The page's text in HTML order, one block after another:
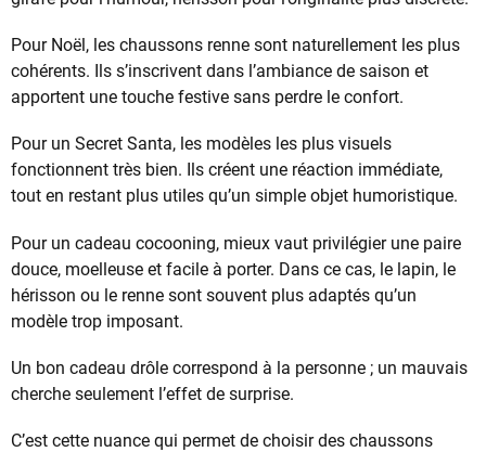
Pour Noël, les chaussons renne sont naturellement les plus
cohérents. Ils s’inscrivent dans l’ambiance de saison et
apportent une touche festive sans perdre le confort.
Pour un Secret Santa, les modèles les plus visuels
fonctionnent très bien. Ils créent une réaction immédiate,
tout en restant plus utiles qu’un simple objet humoristique.
Pour un cadeau cocooning, mieux vaut privilégier une paire
douce, moelleuse et facile à porter. Dans ce cas, le lapin, le
hérisson ou le renne sont souvent plus adaptés qu’un
modèle trop imposant.
Un bon cadeau drôle correspond à la personne ; un mauvais
cherche seulement l’effet de surprise.
C’est cette nuance qui permet de choisir des chaussons